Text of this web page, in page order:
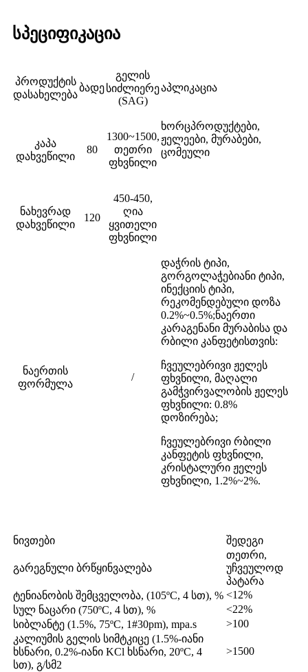
სპეციფიკაცია
პროდუქტის
დასახელება
ბადე
გელის
სიძლიერე
(SAG)
აპლიკაცია
კაპა
დახვეწილი
80
1300~1500,
თეთრი
ფხვნილი
ხორცპროდუქტები,
ჟელეები, მურაბები,
ცომეული
ნახევრად
დახვეწილი
120
450-450,
ღია
ყვითელი
ფხვნილი
ნაერთის
ფორმულა
/
დაჭრის ტიპი,
გორგოლაჭებიანი ტიპი,
ინექციის ტიპი,
რეკომენდებული დოზა
0.2%~0.5%;ნაერთი
კარაგენანი მურაბისა და
რბილი კანფეტისთვის:
ჩვეულებრივი ჟელეს
ფხვნილი, მაღალი
გამჭვირვალობის ჟელეს
ფხვნილი: 0.8%
დოზირება;
ჩვეულებრივი რბილი
კანფეტის ფხვნილი,
კრისტალური ჟელეს
ფხვნილი, 1.2%~2%.
ნივთები შედეგი
გარეგნული ბრწყინვალება
თეთრი,
უჩვეულოდ
პატარა
ტენიანობის შემცველობა, (105ºC, 4 სთ), % <12%
სულ ნაცარი (750ºC, 4 სთ), %
<22%
სიბლანტე (1.5%, 75ºC, 1#30pm), mpa.s
>100
კალიუმის გელის სიმტკიცე (1.5%-იანი
ხსნარი, 0.2%-იანი KCl ხსნარი, 20ºC, 4
სთ), გ/სმ2
>1500